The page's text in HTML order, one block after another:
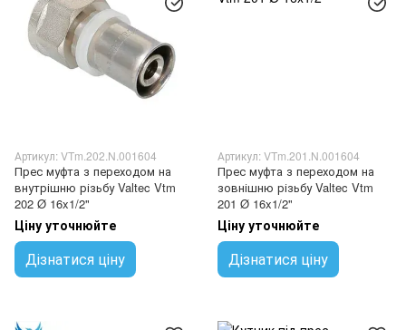
Артикул: VTm.202.N.001604
Прес муфта з переходом на
внутрішню різьбу Valtec Vtm
202 Ø 16x1/2"
Ціну уточнюйте
Дізнатися ціну
Артикул: VTm.201.N.001604
Прес муфта з переходом на
зовнішню різьбу Valtec Vtm
201 Ø 16x1/2"
Ціну уточнюйте
Дізнатися ціну